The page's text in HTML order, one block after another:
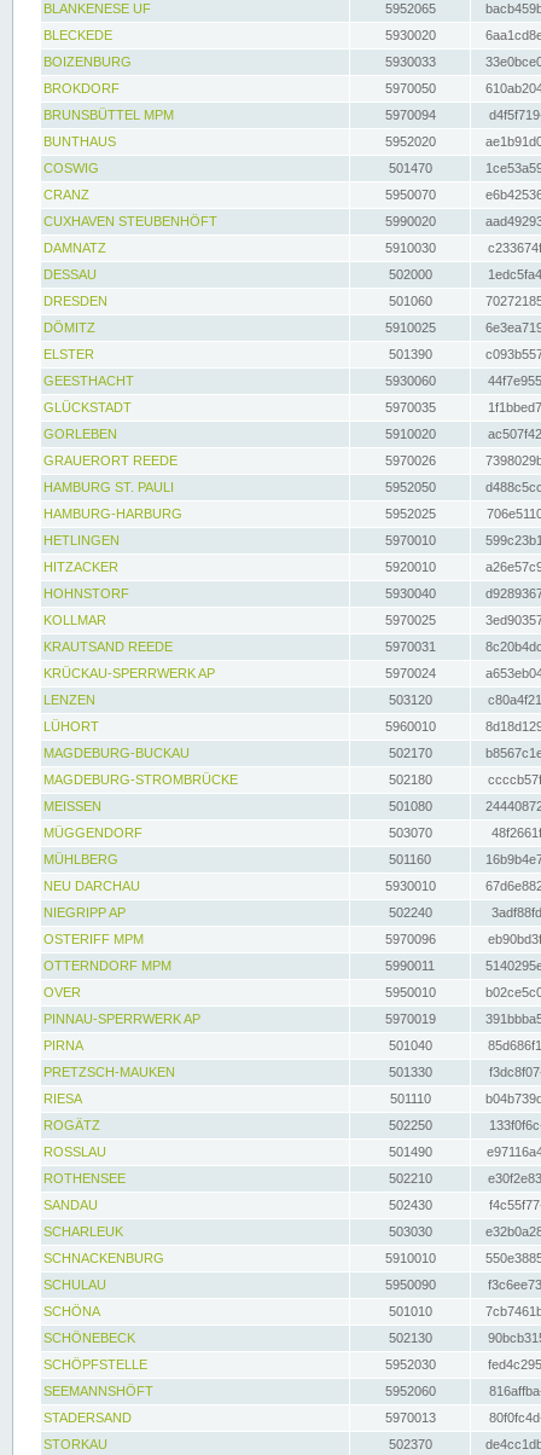
BLANKENESE UF
5952065
BLECKEDE
5930020
BOIZENBURG
5930033
BROKDORF
5970050
BRUNSBÜTTEL MPM
5970094
BUNTHAUS
5952020
COSWIG
501470
CRANZ
5950070
CUXHAVEN STEUBENHÖFT
5990020
DAMNATZ
5910030
DESSAU
502000
DRESDEN
501060
DÖMITZ
5910025
ELSTER
501390
GEESTHACHT
5930060
GLÜCKSTADT
5970035
GORLEBEN
5910020
GRAUERORT REEDE
5970026
HAMBURG ST. PAULI
5952050
HAMBURG-HARBURG
5952025
HETLINGEN
5970010
HITZACKER
5920010
HOHNSTORF
5930040
KOLLMAR
5970025
KRAUTSAND REEDE
5970031
KRÜCKAU-SPERRWERK AP
5970024
LENZEN
503120
LÜHORT
5960010
MAGDEBURG-BUCKAU
502170
MAGDEBURG-STROMBRÜCKE
502180
MEISSEN
501080
MÜGGENDORF
503070
MÜHLBERG
501160
NEU DARCHAU
5930010
NIEGRIPP AP
502240
OSTERIFF MPM
5970096
OTTERNDORF MPM
5990011
OVER
5950010
PINNAU-SPERRWERK AP
5970019
PIRNA
501040
PRETZSCH-MAUKEN
501330
RIESA
501110
ROGÄTZ
502250
ROSSLAU
501490
ROTHENSEE
502210
SANDAU
502430
SCHARLEUK
503030
SCHNACKENBURG
5910010
SCHULAU
5950090
SCHÖNA
501010
SCHÖNEBECK
502130
SCHÖPFSTELLE
5952030
SEEMANNSHÖFT
5952060
STADERSAND
5970013
STORKAU
502370